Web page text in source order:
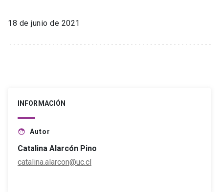
18 de junio de 2021
INFORMACIÓN
face Autor
Catalina Alarcón Pino
catalina.alarcon@uc.cl